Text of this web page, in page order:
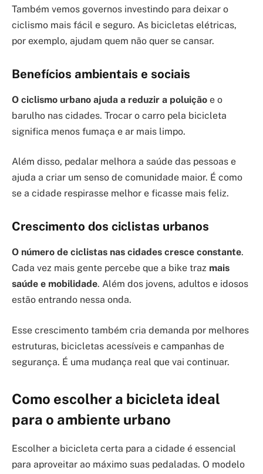
Também vemos governos investindo para deixar o
ciclismo mais fácil e seguro. As bicicletas elétricas,
por exemplo, ajudam quem não quer se cansar.
Benefícios ambientais e sociais
O ciclismo urbano ajuda a reduzir a poluição e o
barulho nas cidades. Trocar o carro pela bicicleta
significa menos fumaça e ar mais limpo.
Além disso, pedalar melhora a saúde das pessoas e
ajuda a criar um senso de comunidade maior. É como
se a cidade respirasse melhor e ficasse mais feliz.
Crescimento dos ciclistas urbanos
O número de ciclistas nas cidades cresce constante.
Cada vez mais gente percebe que a bike traz mais
saúde e mobilidade. Além dos jovens, adultos e idosos
estão entrando nessa onda.
Esse crescimento também cria demanda por melhores
estruturas, bicicletas acessíveis e campanhas de
segurança. É uma mudança real que vai continuar.
Como escolher a bicicleta ideal
para o ambiente urbano
Escolher a bicicleta certa para a cidade é essencial
para aproveitar ao máximo suas pedaladas. O modelo